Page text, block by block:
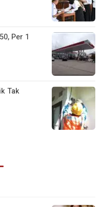
Per 1
Tak